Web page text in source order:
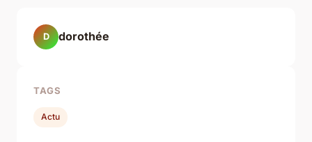
D dorothée
TAGS
Actu